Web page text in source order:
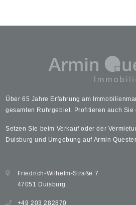
Über 65 Jahre Erfahrung am
gesamten Ruhrgebiet. Profitieren auch Sie
Setzen Sie beim Verkauf oder der
Duisburg und Umgebung auf Armin
Friedrich-Wilhelm-Straße 7
47051 Duisburg
+49 203 282870